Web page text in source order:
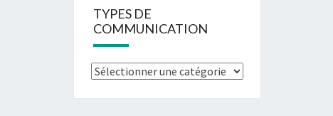
TYPES DE
COMMUNICATION